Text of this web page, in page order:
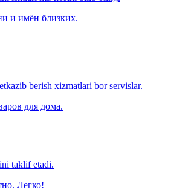
и имён близких.
berish xizmatlari bor servislar.
для дома.
taklif etadi.
Легко!